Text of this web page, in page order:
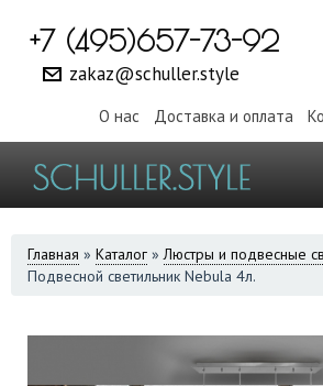
+7 (495)657-73-92
zakaz@schuller.style
О нас Доставка и оплата
ВЫ
ЗДЕСЬ
Главная » Каталог » Люстры и подвесные
Подвесной светильник Nebula 4л.